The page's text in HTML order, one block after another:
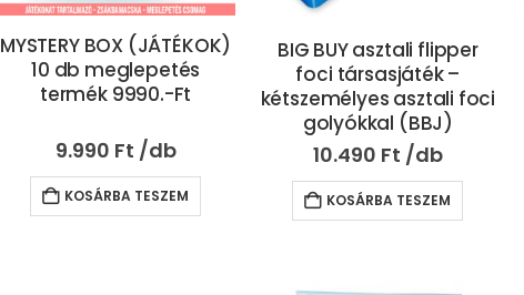
MYSTERY BOX (JÁTÉKOK)
10 db meglepetés
termék 9990.-Ft
9.990 Ft
KOSÁRBA TESZEM
BIG BUY asztali flipper
foci társasjáték –
kétszemélyes asztali foci
golyókkal (BBJ)
10.490 Ft
KOSÁRBA TESZEM